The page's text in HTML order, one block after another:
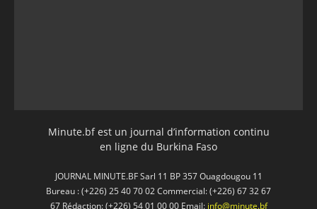
Minute.bf est un journal d’information continu
en ligne du Burkina Faso
JOURNAL MINUTE.BF Sarl 11 BP 357 Ouagdougou 11
Bureau : (+226) 25 40 70 02 Commercial: (+226) 67 32 67
67 Rédaction: (+226) 54 01 00 00 Email: info@minute.bf